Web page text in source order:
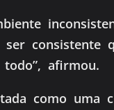
consistente
afirmou.
como uma